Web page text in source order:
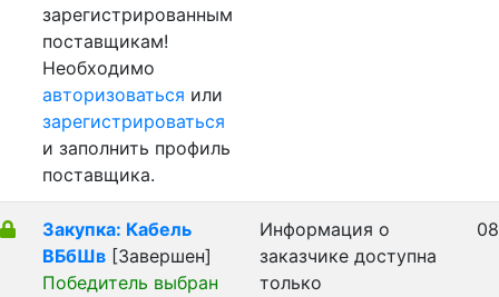
зарегистрированным
поставщикам!
Необходимо
авторизоваться или
зарегистрироваться
и заполнить профиль
поставщика.
Закупка: Кабель
ВБбШв [Завершен]
Победитель выбран
Информация о
заказчике доступна
только